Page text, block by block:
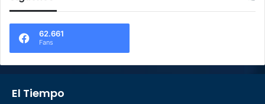
62.661
Fans
El Tiempo